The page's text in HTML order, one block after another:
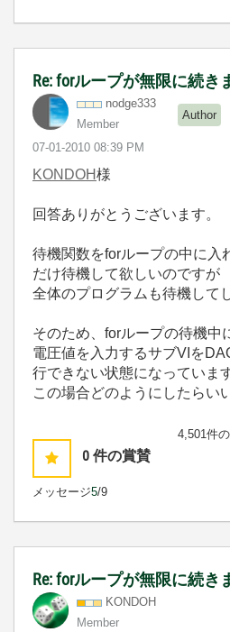
Re: forループが無限に続き
nodge333
Member
Author
‎07-01-2010 08:39 PM
KONDOH様
回答ありがとうございます。
待機関数をforループの中に入
だけ待機して欲しいのですが
全体のプログラムも待機して
そのため、forループの待機中
電圧値を入力するサブVIを
行できない状態になっています
この場合どのようにしたらい
0 件の賞賛
メッセージ5/9
4,501件
Re: forループが無限に続き
KONDOH
Member